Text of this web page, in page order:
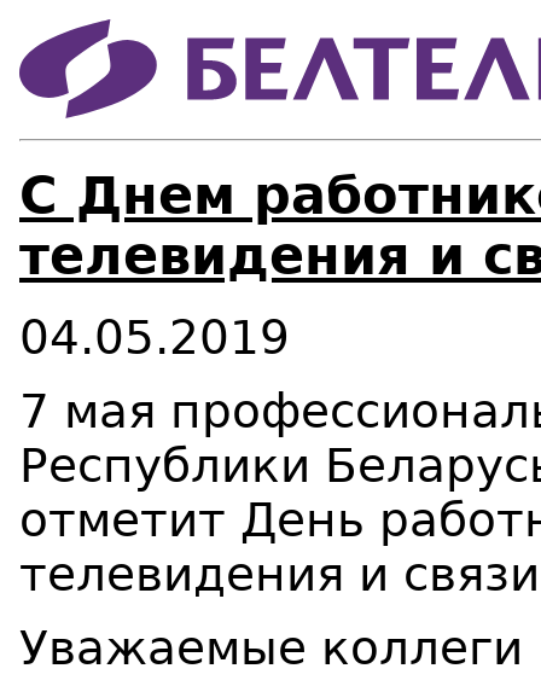
С Днем
телевидения и
04.05.2019
7 мая
Республики
отметит День
телевидения и
Уважаемые